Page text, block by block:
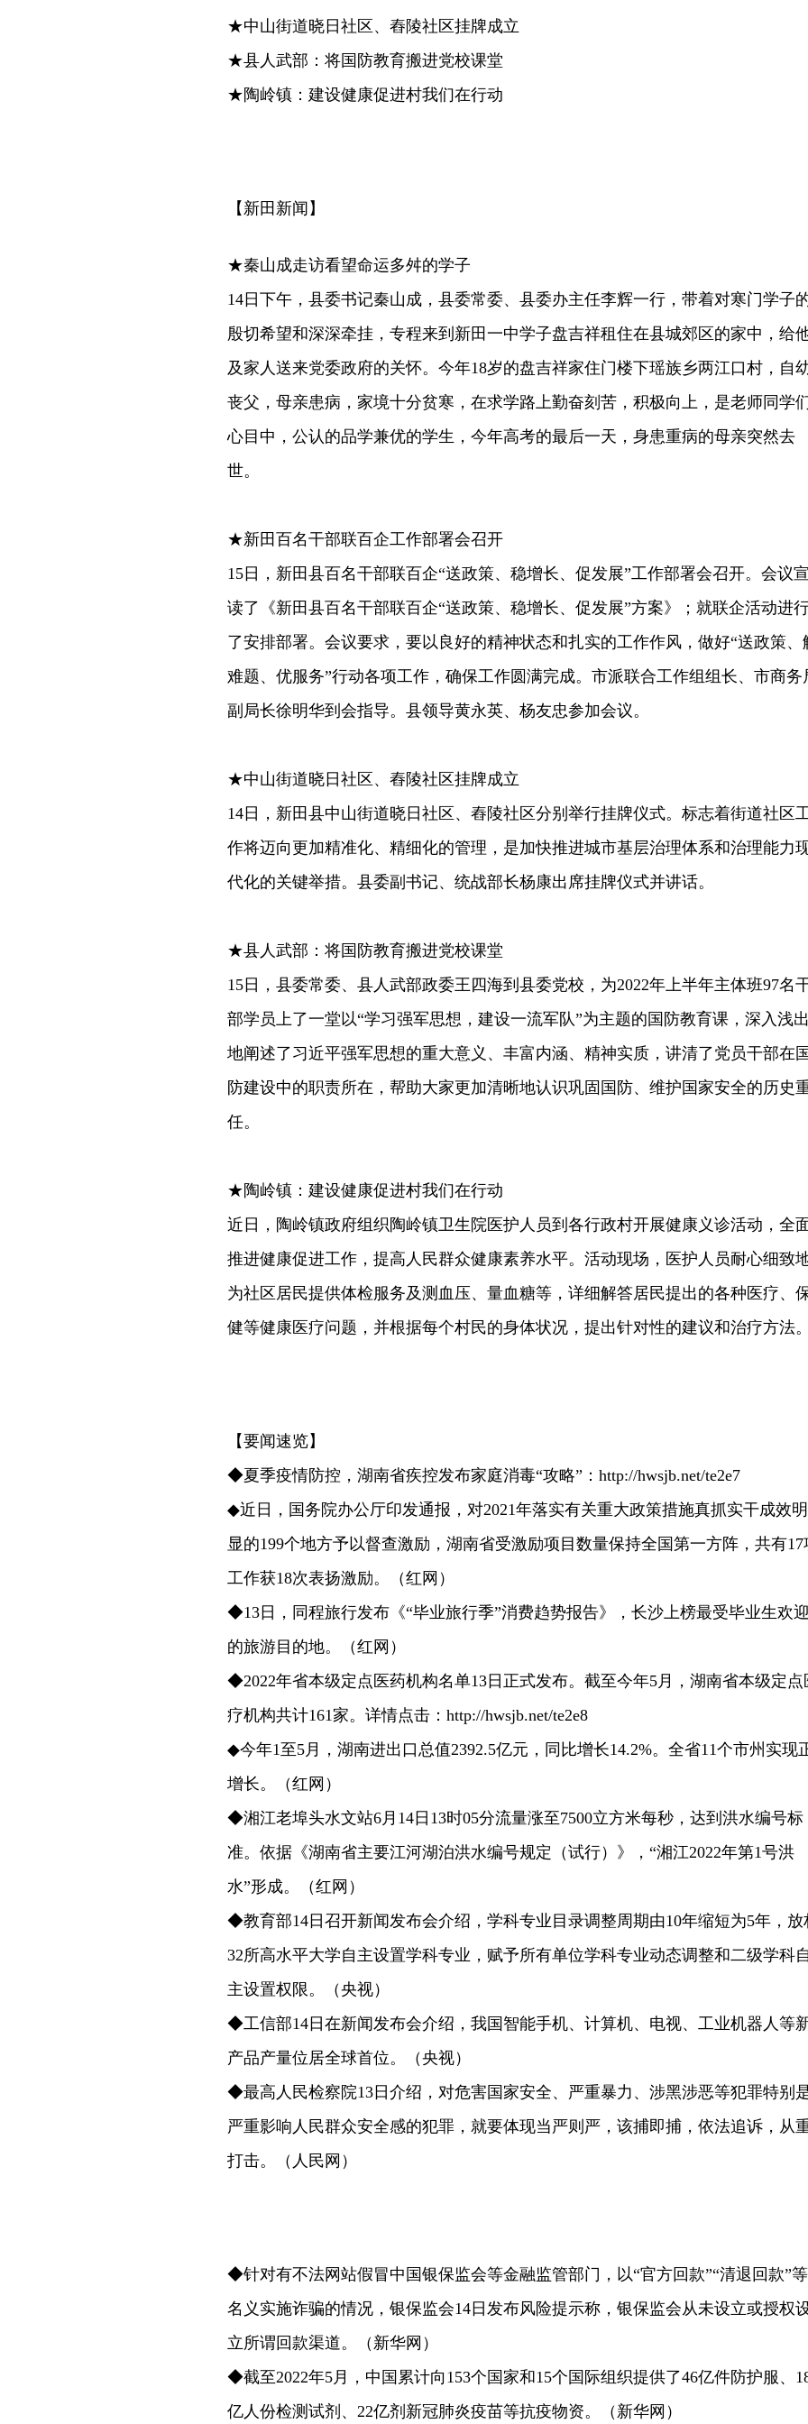
★中山街道晓日社区、舂陵社区挂牌成立
★县人武部：将国防教育搬进党校课堂
★陶岭镇：建设健康促进村我们在行动
【新田新闻】
★秦山成走访看望命运多舛的学子
14日下午，县委书记秦山成，县委常委、县委办主任李辉一行，带着对寒门学子
殷切希望和深深牵挂，专程来到新田一中学子盘吉祥租住在县城郊区的家中，给
及家人送来党委政府的关怀。今年18岁的盘吉祥家住门楼下瑶族乡两江口村，自
丧父，母亲患病，家境十分贫寒，在求学路上勤奋刻苦，积极向上，是老师同学
心目中，公认的品学兼优的学生，今年高考的最后一天，身患重病的母亲突然去
世。
★新田百名干部联百企工作部署会召开
15日，新田县百名干部联百企“送政策、稳增长、促发展”工作部署会召开。会议宣
读了《新田县百名干部联百企“送政策、稳增长、促发展”方案》；就联企活动进
了安排部署。会议要求，要以良好的精神状态和扎实的工作作风，做好“送政策、
难题、优服务”行动各项工作，确保工作圆满完成。市派联合工作组组长、市商务
副局长徐明华到会指导。县领导黄永英、杨友忠参加会议。
★中山街道晓日社区、舂陵社区挂牌成立
14日，新田县中山街道晓日社区、舂陵社区分别举行挂牌仪式。标志着街道社区
作将迈向更加精准化、精细化的管理，是加快推进城市基层治理体系和治理能力
代化的关键举措。县委副书记、统战部长杨康出席挂牌仪式并讲话。
★县人武部：将国防教育搬进党校课堂
15日，县委常委、县人武部政委王四海到县委党校，为2022年上半年主体班97名
部学员上了一堂以“学习强军思想，建设一流军队”为主题的国防教育课，深入浅出
地阐述了习近平强军思想的重大意义、丰富内涵、精神实质，讲清了党员干部在国
防建设中的职责所在，帮助大家更加清晰地认识巩固国防、维护国家安全的历史
任。
★陶岭镇：建设健康促进村我们在行动
近日，陶岭镇政府组织陶岭镇卫生院医护人员到各行政村开展健康义诊活动，全
推进健康促进工作，提高人民群众健康素养水平。活动现场，医护人员耐心细致
为社区居民提供体检服务及测血压、量血糖等，详细解答居民提出的各种医疗、
健等健康医疗问题，并根据每个村民的身体状况，提出针对性的建议和治疗方法。
【要闻速览】
◆夏季疫情防控，湖南省疾控发布家庭消毒“攻略”：http://hwsjb.net/te2e7
◆近日，国务院办公厅印发通报，对2021年落实有关重大政策措施真抓实干成效明
显的199个地方予以督查激励，湖南省受激励项目数量保持全国第一方阵，共有17
工作获18次表扬激励。（红网）
◆13日，同程旅行发布《“毕业旅行季”消费趋势报告》，长沙上榜最受毕业生欢迎
的旅游目的地。（红网）
◆2022年省本级定点医药机构名单13日正式发布。截至今年5月，湖南省本级定点
疗机构共计161家。详情点击：http://hwsjb.net/te2e8
◆今年1至5月，湖南进出口总值2392.5亿元，同比增长14.2%。全省11个市州实现
增长。（红网）
◆湘江老埠头水文站6月14日13时05分流量涨至7500立方米每秒，达到洪水编号标
准。依据《湖南省主要江河湖泊洪水编号规定（试行）》，“湘江2022年第1号洪
水”形成。（红网）
◆教育部14日召开新闻发布会介绍，学科专业目录调整周期由10年缩短为5年，放
32所高水平大学自主设置学科专业，赋予所有单位学科专业动态调整和二级学科自
主设置权限。（央视）
◆工信部14日在新闻发布会介绍，我国智能手机、计算机、电视、工业机器人等
产品产量位居全球首位。（央视）
◆最高人民检察院13日介绍，对危害国家安全、严重暴力、涉黑涉恶等犯罪特别
严重影响人民群众安全感的犯罪，就要体现当严则严，该捕即捕，依法追诉，从
打击。（人民网）
◆针对有不法网站假冒中国银保监会等金融监管部门，以“官方回款”“清退回款”等
名义实施诈骗的情况，银保监会14日发布风险提示称，银保监会从未设立或授权
立所谓回款渠道。（新华网）
◆截至2022年5月，中国累计向153个国家和15个国际组织提供了46亿件防护服、
亿人份检测试剂、22亿剂新冠肺炎疫苗等抗疫物资。（新华网）